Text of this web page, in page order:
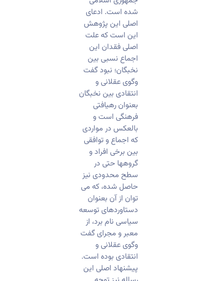
شده است. ادعای
اصلی این پژوهش
این است که علت
اصلی فقدان این
اجماع نسبی بین
نخبگان؛ نبود گفت
وگوی عقلانی و
انتقادی بین نخبگان
بعنوان رهیافتی
فرهنگی است و
بالعکس در مواردی
که اجماع و توافقی
بین برخی افراد و
گروهها حتی در
سطح محدودی نیز
حاصل شده، که می
توان از آن بعنوان
دستاوردهای توسعه
سیاسی نام برد، از
معبر و مجرای گفت
وگوی عقلانی و
انتقادی بوده است.
پیشنهاد اصلی این